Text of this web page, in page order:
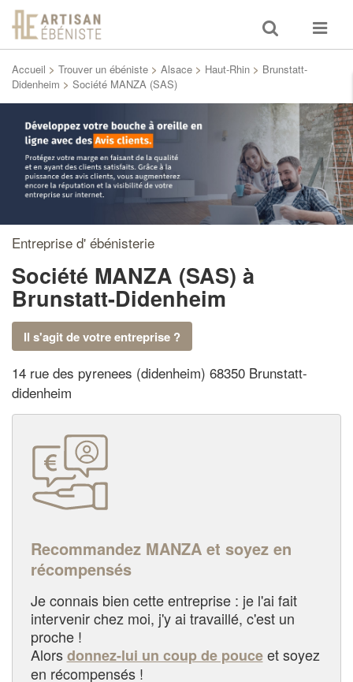
Toggle
search
Toggle
Accueil > Trouver un ébéniste > Alsace > Haut-Rhin > Brunstatt-
Didenheim > Société MANZA (SAS)
Entreprise d' ébénisterie
Société MANZA (SAS) à
Brunstatt-Didenheim
Il s'agit de votre entreprise ?
14 rue des pyrenees (didenheim) 68350 Brunstatt-
didenheim
Recommandez MANZA et soyez en
récompensés
Je connais bien cette entreprise : je l'ai fait
intervenir chez moi, j'y ai travaillé, c'est un
proche !
Alorsdonnez-lui un coup de pouceet soyez
en récompensés !